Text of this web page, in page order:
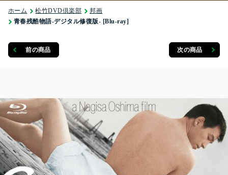
ホーム 松竹DVD倶楽部
邦画
青春残酷物語-デジタル修復版- [Blu-ray]
前の商品 次の商品